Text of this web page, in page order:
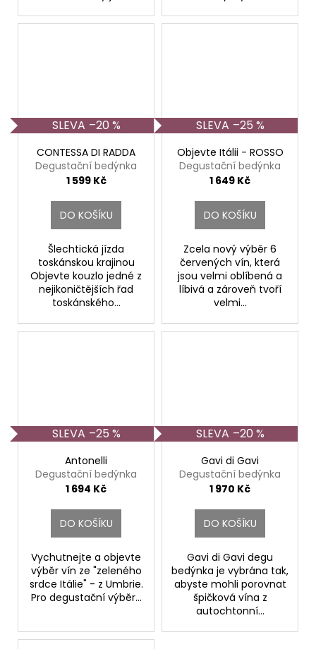
–20 %
CONTESSA DI RADDA
Degustační bedýnka
1 599 Kč
DO KOŠÍKU
Šlechtická jízda
toskánskou krajinou
Objevte kouzlo jedné z
nejikoničtějších řad
toskánského...
–25 %
Objevte Itálii - ROSSO
Degustační bedýnka
1 649 Kč
DO KOŠÍKU
Zcela nový výběr 6
červených vín, která
jsou velmi oblíbená a
líbivá a zároveň tvoří
velmi...
–25 %
Antonelli
Degustační bedýnka
1 694 Kč
DO KOŠÍKU
Vychutnejte a objevte
výběr vín ze "zeleného
srdce Itálie" - z Umbrie.
Pro degustační výběr...
–20 %
Gavi di Gavi
Degustační bedýnka
1 970 Kč
DO KOŠÍKU
Gavi di Gavi degu
bedýnka je vybrána tak,
abyste mohli porovnat
špičková vína z
autochtonní...